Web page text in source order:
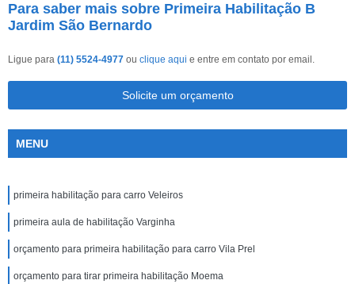
Para saber mais sobre Primeira Habilitação B
Jardim São Bernardo
Ligue para (11) 5524-4977 ou clique aqui e entre em contato por email.
Solicite um orçamento
MENU
primeira habilitação para carro Veleiros
primeira aula de habilitação Varginha
orçamento para primeira habilitação para carro Vila Prel
orçamento para tirar primeira habilitação Moema